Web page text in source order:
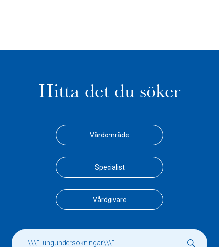
Hitta det du söker
Vårdområde
Specialist
Vårdgivare